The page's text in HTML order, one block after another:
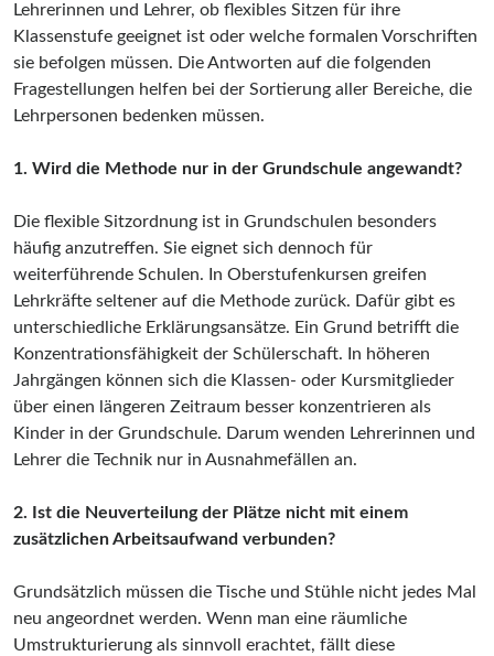
Lehrerinnen und Lehrer, ob flexibles Sitzen für ihre
Klassenstufe geeignet ist oder welche formalen Vorschriften
sie befolgen müssen. Die Antworten auf die folgenden
Fragestellungen helfen bei der Sortierung aller Bereiche, die
Lehrpersonen bedenken müssen.
1. Wird die Methode nur in der Grundschule angewandt?
Die flexible Sitzordnung ist in Grundschulen besonders
häufig anzutreffen. Sie eignet sich dennoch für
weiterführende Schulen. In Oberstufenkursen greifen
Lehrkräfte seltener auf die Methode zurück. Dafür gibt es
unterschiedliche Erklärungsansätze. Ein Grund betrifft die
Konzentrationsfähigkeit der Schülerschaft. In höheren
Jahrgängen können sich die Klassen- oder Kursmitglieder
über einen längeren Zeitraum besser konzentrieren als
Kinder in der Grundschule. Darum wenden Lehrerinnen und
Lehrer die Technik nur in Ausnahmefällen an.
2. Ist die Neuverteilung der Plätze nicht mit einem
zusätzlichen Arbeitsaufwand verbunden?
Grundsätzlich müssen die Tische und Stühle nicht jedes Mal
neu angeordnet werden. Wenn man eine räumliche
Umstrukturierung als sinnvoll erachtet, fällt diese